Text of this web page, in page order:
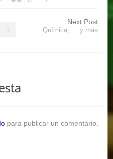
Next Post
Química, … y más
para publicar un comentario.